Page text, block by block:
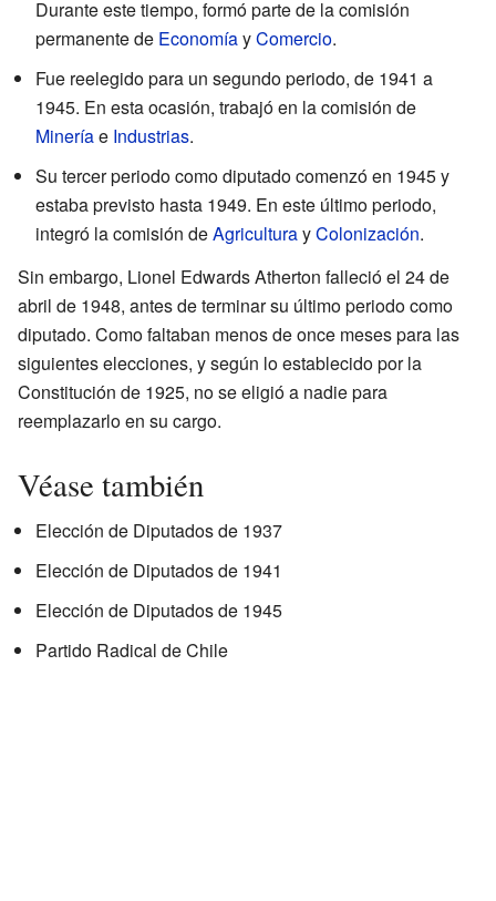
Durante este tiempo, formó parte de la comisión
permanente de EconomíayComercio.
Fue reelegido para un segundo periodo, de 1941 a
1945. En esta ocasión, trabajó en la comisión de
Mineríae Industrias.
Su tercer periodo como diputado comenzó en 1945 y
estaba previsto hasta 1949. En este último periodo,
integró la comisión deAgriculturayColonización.
Sin embargo, Lionel Edwards Atherton falleció el 24 de
abril de 1948, antes de terminar su último periodo como
diputado. Como faltaban menos de once meses para las
siguientes elecciones, y según lo establecido por la
Constitución de 1925, no se eligió a nadie para
reemplazarlo en su cargo.
Véase también
Elección de Diputados de 1937
Elección de Diputados de 1941
Elección de Diputados de 1945
Partido Radical de Chile